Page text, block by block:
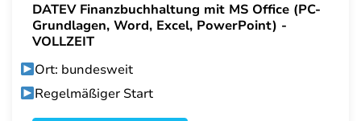
DATEV Finanzbuchhaltung mit MS Office (PC-
Grundlagen, Word, Excel, PowerPoint) -
VOLLZEIT
Ort: bundesweit
Regelmäßiger Start